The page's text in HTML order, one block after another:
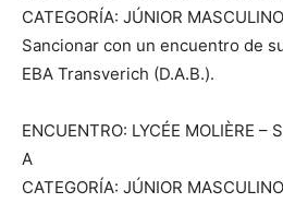
CATEGORÍA: JÚNIOR
Sancionar con un encuentro de
EBA Transverich (D.A.B.).
ENCUENTRO: LYCÉE MOLIÈRE –
A
CATEGORÍA: JÚNIOR